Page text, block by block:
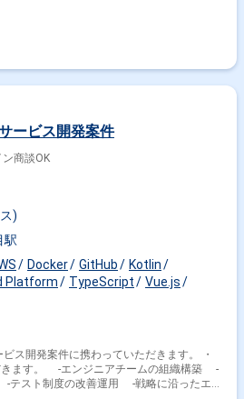
ービス開発案件
商談OK
)
駅
Docker GitHub
Kotlin
Platform TypeScript
Vue.js
ス開発案件に携わっていただきます。 ・
きます。 -エンジニアチームの組織構築 -
テスト制度の改善運用 -戦略に沿ったエン